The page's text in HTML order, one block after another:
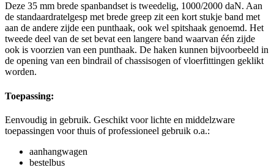
Deze 35 mm brede spanbandset is tweedelig, 1000/2000 daN. Aan
de standaardratelgesp met brede greep zit een kort stukje band met
aan de andere zijde een punthaak, ook wel spitshaak genoemd. Het
tweede deel van de set bevat een langere band waarvan één zijde
ook is voorzien van een punthaak. De haken kunnen bijvoorbeeld in
de opening van een bindrail of chassisogen of vloerfittingen geklikt
worden.
Toepassing:
Eenvoudig in gebruik. Geschikt voor lichte en middelzware
toepassingen voor thuis of professioneel gebruik o.a.:
aanhangwagen
bestelbus